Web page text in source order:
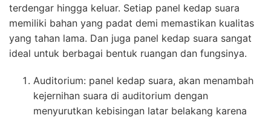
terdengar hingga keluar. Setiap panel kedap suara
memiliki bahan yang padat demi memastikan kualitas
yang tahan lama. Dan juga panel kedap suara sangat
ideal untuk berbagai bentuk ruangan dan fungsinya.
Auditorium: panel kedap suara, akan menambah
kejernihan suara di auditorium dengan
menyurutkan kebisingan latar belakang karena